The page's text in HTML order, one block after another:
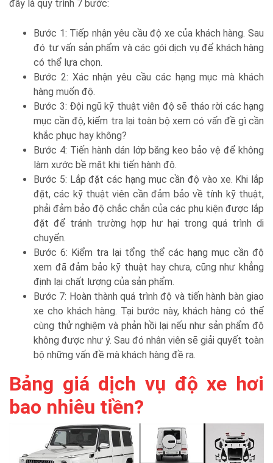
đây là quy trình 7 bước:
Bước 1: Tiếp nhận yêu cầu độ xe của khách hàng. Sau
đó tư vấn sản phẩm và các gói dịch vụ để khách hàng
có thể lựa chọn.
Bước 2: Xác nhận yêu cầu các hạng mục mà khách
hàng muốn độ.
Bước 3: Đội ngũ kỹ thuật viên độ sẽ tháo rời các hạng
mục cần độ, kiểm tra lại toàn bộ xem có vấn đề gì cần
khắc phục hay không?
Bước 4: Tiến hành dán lớp băng keo bảo vệ để không
làm xước bề mặt khi tiến hành độ.
Bước 5: Lắp đặt các hạng mục cần độ vào xe. Khi lắp
đặt, các kỹ thuật viên cần đảm bảo về tính kỹ thuật,
phải đảm bảo độ chắc chắn của các phụ kiện được lắp
đặt để tránh trường hợp hư hại trong quá trình di
chuyển.
Bước 6: Kiểm tra lại tổng thể các hạng mục cần độ
xem đã đảm bảo kỹ thuật hay chưa, cũng như khẳng
định lại chất lượng của sản phẩm.
Bước 7: Hoàn thành quá trình độ và tiến hành bàn giao
xe cho khách hàng. Tại bước này, khách hàng có thể
cùng thử nghiệm và phản hồi lại nếu như sản phẩm độ
không được như ý. Sau đó nhân viên sẽ giải quyết toàn
bộ những vấn đề mà khách hàng đề ra.
Bảng giá dịch vụ độ xe hơi
bao nhiêu tiền?